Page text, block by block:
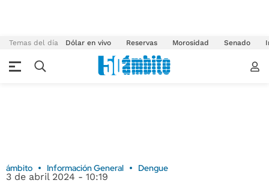
Temas del día Dólar en vivo Reservas Morosidad Senado
ámbito Información General Dengue
3 de abril 2024 - 10:19